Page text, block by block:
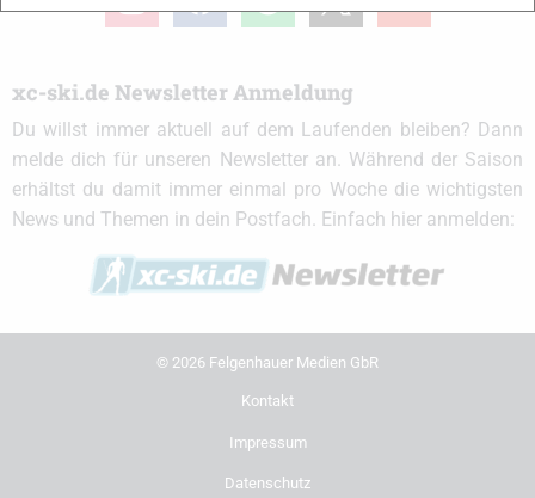
xc-ski.de Newsletter Anmeldung
Du willst immer aktuell auf dem Laufenden bleiben? Dann
melde dich für unseren Newsletter an. Während der Saison
erhältst du damit immer einmal pro Woche die wichtigsten
News und Themen in dein Postfach. Einfach hier anmelden:
© 2026 Felgenhauer Medien GbR
Kontakt
Impressum
Datenschutz